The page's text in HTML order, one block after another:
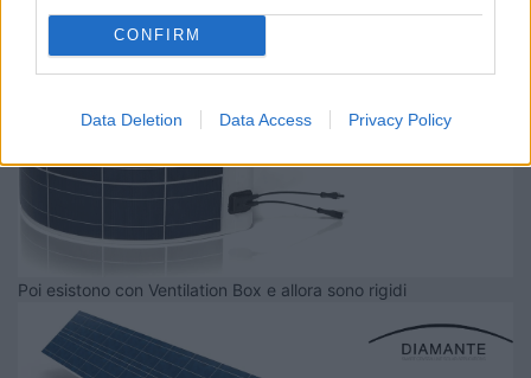
CONFIRM
Data Deletion Data Access Privacy Policy
in acciaio inox senza vetro -calpestabili e flessibili
Poi esistono con Ventilation Box e allora sono rigidi